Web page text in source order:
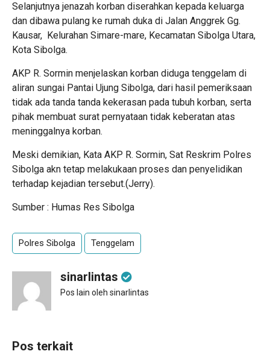
Selanjutnya jenazah korban diserahkan kepada keluarga
dan dibawa pulang ke rumah duka di Jalan Anggrek Gg.
Kausar, Kelurahan Simare-mare, Kecamatan Sibolga Utara,
Kota Sibolga.
AKP R. Sormin menjelaskan korban diduga tenggelam di
aliran sungai Pantai Ujung Sibolga, dari hasil pemeriksaan
tidak ada tanda tanda kekerasan pada tubuh korban, serta
pihak membuat surat pernyataan tidak keberatan atas
meninggalnya korban.
Meski demikian, Kata AKP R. Sormin, Sat Reskrim Polres
Sibolga akn tetap melakukaan proses dan penyelidikan
terhadap kejadian tersebut.(Jerry).
Sumber : Humas Res Sibolga
Polres Sibolga Tenggelam
sinarlintas
Pos lain oleh sinarlintas
Pos terkait